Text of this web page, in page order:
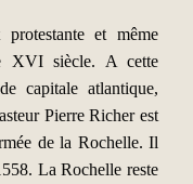
et même
XVI siècle. A cette
capitale atlantique,
Pierre Richer est
de la Rochelle. Il
La Rochelle reste